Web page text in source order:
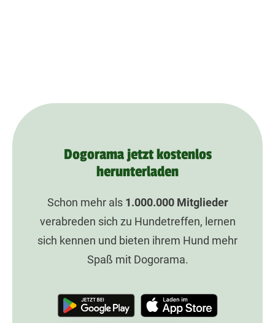
Dogorama jetzt kostenlos
herunterladen
Schon mehr als 1.000.000Mitglieder
verabreden sich zu Hundetreffen, lernen
sich kennen und bieten ihrem Hund mehr
Spaß mit Dogorama.